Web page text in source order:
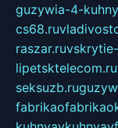
guzywia-4-
cs68.ru
raszar.ru
lipetsktelecom.ru
seksuzb.ru